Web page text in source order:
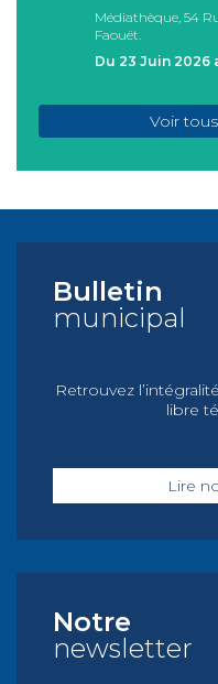
Médiathèque, 54
Faouët.
Du 23 Juin 2026
Voir
Bulletin
municipal
Retrouvez
libre
Lire
Notre
newsletter